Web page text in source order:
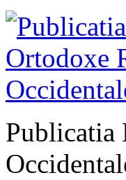
Publicatia